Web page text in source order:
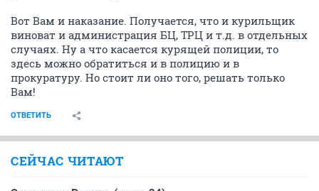
Вот Вам и наказание. Получается, что и курильщик
виноват и администрация БЦ, ТРЦ и т.д. в отдельных
случаях. Ну а что касается курящей полиции, то
здесь можно обратиться и в полицию и в
прокуратуру. Но стоит ли оно того, решать только
Вам!
ОТВЕТИТЬ
СЕЙЧАС ЧИТАЮТ